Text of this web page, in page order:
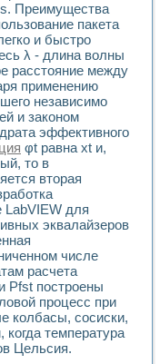
INSTRUMENTS для
стенда для
диагностики
свойств
и развития
импедансный томограф на
процессов получения
зрения для контроля
переходных процессов
обучающих
путем
и защиты ускорителя
процессом
среды специальной
с
INSTRUMENTS
термотрансферной
Преимущества
пакета
и быстро
λ - длина волны
расстояние между
применению
независимо
и законом
эффективного
φt равна xt и,
то в
вторая
LabVIEW для
эквалайзеров
числе
расчета
Pfst построены
процесс при
колбасы, сосиски,
температура
Цельсия.